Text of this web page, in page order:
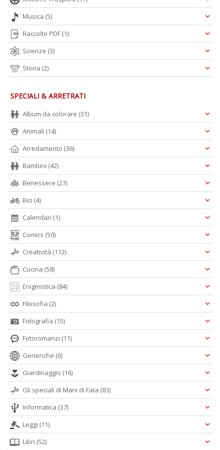
Musica (5)
Raccolte PDF (1)
Scienze (3)
Storia (2)
SPECIALI & ARRETRATI
Album da colorare (31)
Animali (14)
Arredamento (36)
Bambini (42)
Benessere (27)
Bici (4)
Calendari (1)
Comics (50)
Creatività (112)
Cucina (58)
Enigmistica (84)
Filosofia (2)
Fotografia (15)
Fotoromanzi (11)
Generiche (6)
Giardinaggio (16)
Gli speciali di Mani di Fata (83)
Informatica (37)
Leggi (11)
Libri (52)